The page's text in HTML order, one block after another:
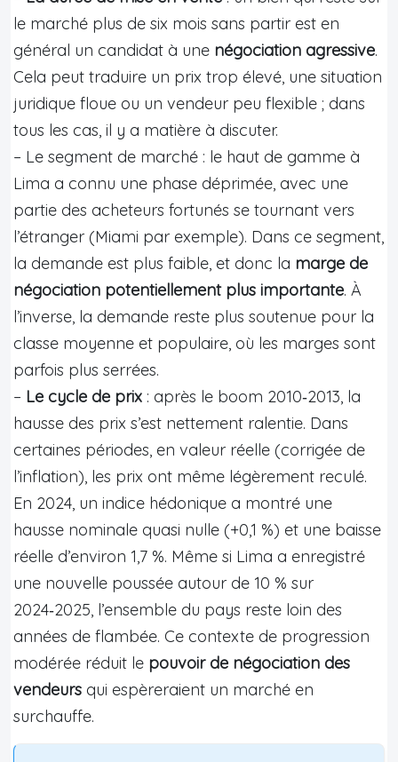
le marché plus de six mois sans partir est en
général un candidat à une négociation agressive.
Cela peut traduire un prix trop élevé, une situation
juridique floue ou un vendeur peu flexible ; dans
tous les cas, il y a matière à discuter.
– Le segment de marché : le haut de gamme à
Lima a connu une phase déprimée, avec une
partie des acheteurs fortunés se tournant vers
l’étranger (Miami par exemple). Dans ce segment,
la demande est plus faible, et donc la marge de
négociation potentiellement plus importante. À
l’inverse, la demande reste plus soutenue pour la
classe moyenne et populaire, où les marges sont
parfois plus serrées.
– Le cycle de prix : après le boom 2010‑2013, la
hausse des prix s’est nettement ralentie. Dans
certaines périodes, en valeur réelle (corrigée de
l’inflation), les prix ont même légèrement reculé.
En 2024, un indice hédonique a montré une
hausse nominale quasi nulle (+0,1 %) et une baisse
réelle d’environ 1,7 %. Même si Lima a enregistré
une nouvelle poussée autour de 10 % sur
2024‑2025, l’ensemble du pays reste loin des
années de flambée. Ce contexte de progression
modérée réduit le pouvoir de négociation des
vendeurs qui espèreraient un marché en
surchauffe.